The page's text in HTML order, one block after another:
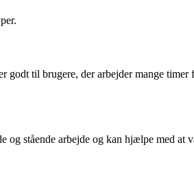
godt til brugere, der arbejder mange timer
stående arbejde og kan hjælpe med at